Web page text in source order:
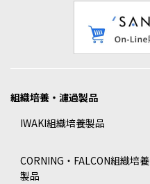
組織培養・濾過製品
IWAKI組織培養製品
CORNING・FALCON組織培養
製品